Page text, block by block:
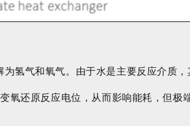
氢气和氧气。由于水是主要反应介质，
氧还原反应电位，从而影响能耗，但